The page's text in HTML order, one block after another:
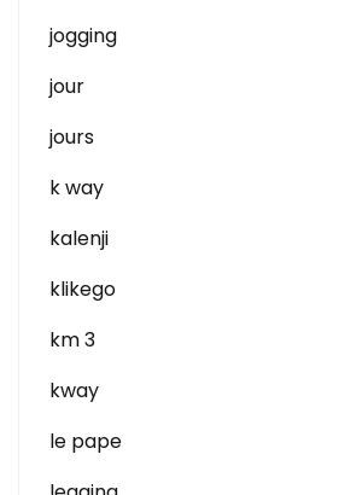
jogging
jour
jours
k way
kalenji
klikego
km 3
kway
le pape